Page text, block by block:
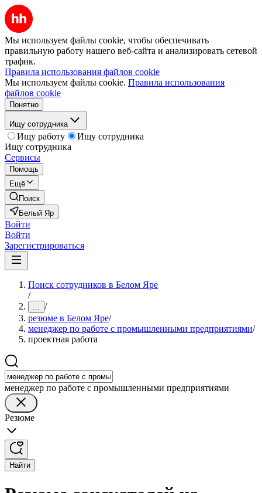
Мы используем файлы cookie, чтобы обеспечивать
правильную работу нашего веб-сайта и анализировать сетевой
трафик.
Правила использования файлов cookie
Мы используем файлы cookie. Правила использования
файлов cookie
Понятно
Ищу сотрудника
Ищу работу
Ищу сотрудника
Ищу сотрудника
Сервисы
Помощь
Ещё
Поиск
Белый Яр
Войти
Войти
Зарегистрироваться
Поиск сотрудников в Белом Яре
/
... /
резюме в Белом Яре/
менеджер по работе с промышленными предприятиями/
проектная работа
менеджер по работе с промышленными предприятиями
Резюме
Найти